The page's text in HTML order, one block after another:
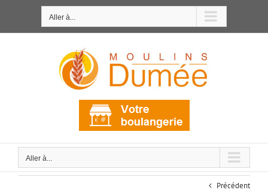
Aller à...
Aller à...
Précédent